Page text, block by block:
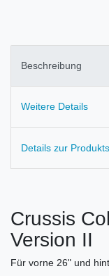
Beschreibung
Weitere Details
Details zur
Crussis
Version II
Für vorne 26" und